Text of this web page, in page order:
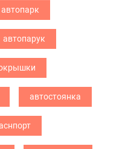
автопарк
автопарук
автостоянка